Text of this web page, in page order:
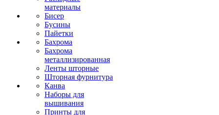
материалы
Бисер
Бусины
Пайетки
Бахрома
Бахрома
металлизированная
Ленты шторные
Шторная фурнитура
Канва
Наборы для
вышивания
Принты для